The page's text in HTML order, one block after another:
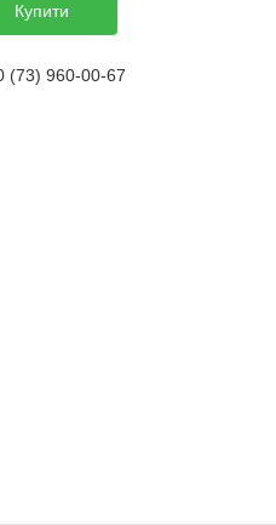
Купити
(73) 960-00-67